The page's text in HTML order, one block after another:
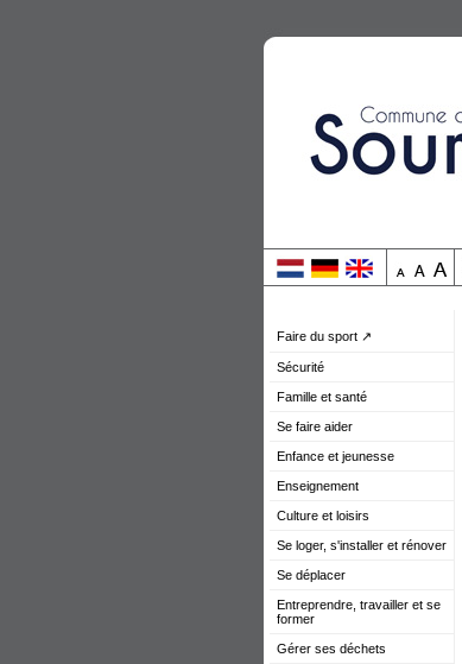
Faire du sport ↗
Sécurité
Famille et santé
Se faire aider
Enfance et jeunesse
Enseignement
Culture et loisirs
Se loger, s'installer et rénover
Se déplacer
Entreprendre, travailler et se
former
Gérer ses déchets